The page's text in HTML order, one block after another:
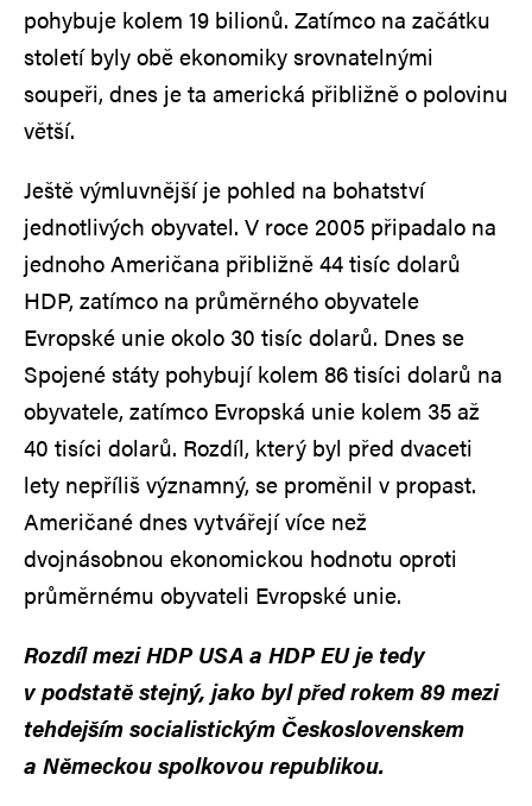
pohybuje kolem 19 bilionů. Zatímco na začátku
století byly obě ekonomiky srovnatelnými
soupeři, dnes je ta americká přibližně o polovinu
větší.
Ještě výmluvnější je pohled na bohatství
jednotlivých obyvatel. V roce 2005 připadalo na
jednoho Američana přibližně 44 tisíc dolarů
HDP, zatímco na průměrného obyvatele
Evropské unie okolo 30 tisíc dolarů. Dnes se
Spojené státy pohybují kolem 86 tisíci dolarů na
obyvatele, zatímco Evropská unie kolem 35 až
40 tisíci dolarů. Rozdíl, který byl před dvaceti
lety nepříliš významný, se proměnil v propast.
Američané dnes vytvářejí více než
dvojnásobnou ekonomickou hodnotu oproti
průměrnému obyvateli Evropské unie.
Rozdíl mezi HDP USA a HDP EU je tedy
v podstatě stejný, jako byl před rokem 89 mezi
tehdejším socialistickým Československem
a Německou spolkovou republikou.